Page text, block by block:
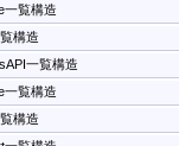
一覧構造
構造
一覧構造
一覧構造
構造